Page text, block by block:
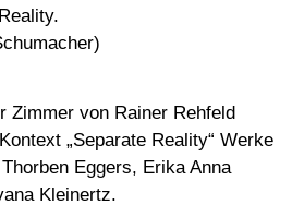
Zimmer von Rainer Rehfeld
„Sepa­rate Reality“ Werke
Eggers, Erika Anna
Kleinertz.